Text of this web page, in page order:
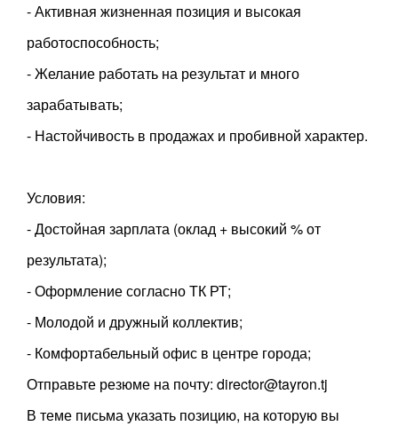
- Активная жизненная позиция и высокая
работоспособность;
- Желание работать на результат и много
зарабатывать;
- Настойчивость в продажах и пробивной характер.
Условия:
- Достойная зарплата (оклад + высокий % от
результата);
- Оформление согласно ТК РТ;
- Молодой и дружный коллектив;
- Комфортабельный офис в центре города;
Отправьте резюме на почту: director@tayron.tj
В теме письма указать позицию, на которую вы